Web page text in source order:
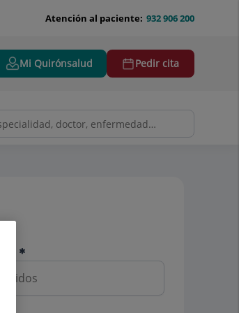
932 906 200
Atención al paciente:
Mi Quirónsalud Pedir cita